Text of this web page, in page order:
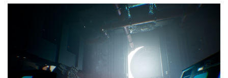
茶